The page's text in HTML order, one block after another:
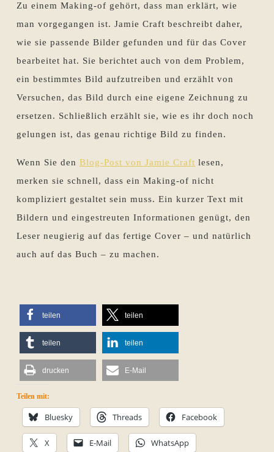
Zu einem Making-of gehört, dass man erklärt, wie
man vorgegangen ist. Jamie Craft beschreibt daher,
wie sie passende Bilder gefunden und für das Cover
bearbeitet hat. Sie berichtet auch von dem Problem,
ein bestimmtes Bild aufzutreiben und erzählt von
Versuchen, das Bild durch eine eigene Zeichnung zu
ersetzen. Schließlich erzählt sie, wie es ihr doch noch
gelungen ist, das genau richtige Bild zu finden.
Wenn Sie den Blog-Post von Jamie Craft lesen,
merken sie schnell, dass ein Making-of nicht
kompliziert gestaltet sein muss. Ein kurzer Text mit
Bildern und eingestreuten Informationen genügt, den
Leser neugierig auf das fertige Cover – und natürlich
auch auf das Buch – zu machen.
teilen teilen
teilen teilen
drucken E-Mail
Teilen mit:
Bluesky Threads Facebook
X E-Mail WhatsApp